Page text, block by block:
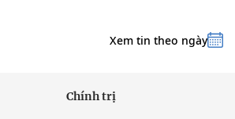
Xem tin theo ngày
Chính trị